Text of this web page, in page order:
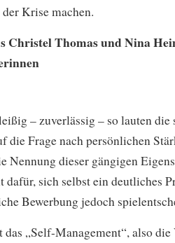
Krise machen.
Christel Thomas und Nina
– zuverlässig – so lauten die
die Frage nach persönlichen
Nennung dieser gängigen
dafür, sich selbst ein deutliches
Bewerbung jedoch
das „Self-Management“, also